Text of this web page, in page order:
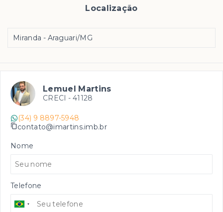
Localização
Miranda - Araguari/MG
Lemuel Martins
CRECI - 41128
(34) 9 8897-5948
contato@imartins.imb.br
Nome
Telefone